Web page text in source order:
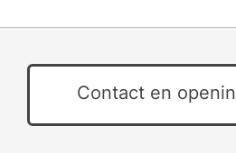
Contact en